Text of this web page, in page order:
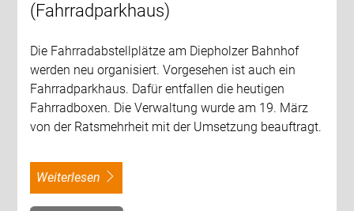
(Fahrradparkhaus)
Die Fahrradabstellplätze am Diepholzer Bahnhof
werden neu organisiert. Vorgesehen ist auch ein
Fahrradparkhaus. Dafür entfallen die heutigen
Fahrradboxen. Die Verwaltung wurde am 19. März
von der Ratsmehrheit mit der Umsetzung beauftragt.
weiterlesen